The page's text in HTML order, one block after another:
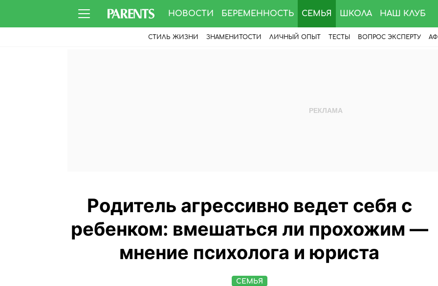
НОВОСТИ БЕРЕМЕННОСТЬ СЕМЬЯ ШКОЛА НАШ КЛУБ
СТИЛЬ ЖИЗНИ ЗНАМЕНИТОСТИ ЛИЧНЫЙ ОПЫТ ТЕСТЫ ВОПРОС ЭКСПЕРТУ
Родитель агрессивно ведет себя с
ребенком: вмешаться ли прохожим —
мнение психолога и юриста
СЕМЬЯ